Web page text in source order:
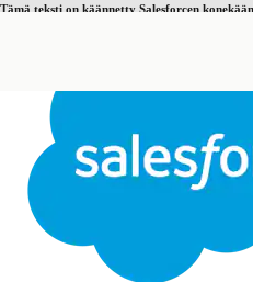
Tämä teksti on käännetty Salesforcen
Sulje